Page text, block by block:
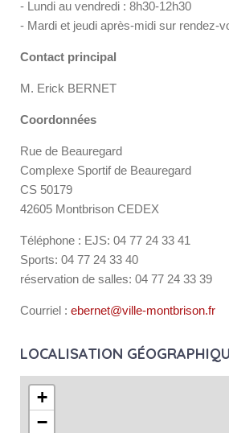
- Lundi au vendredi : 8h30-12h30
- Mardi et jeudi après-midi sur rendez-
Contact principal
M. Erick BERNET
Coordonnées
Rue de Beauregard
Complexe Sportif de Beauregard
CS 50179
42605 Montbrison CEDEX
Téléphone : EJS: 04 77 24 33 41
Sports: 04 77 24 33 40
réservation de salles: 04 77 24 33 39
Courriel : ebernet@ville-montbrison.fr
LOCALISATION
+
−